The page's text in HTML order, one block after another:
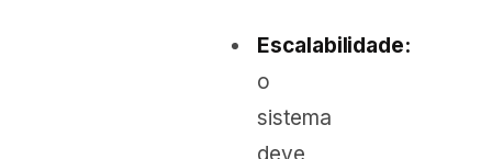
Escalabilidade:
o
sistema
deve